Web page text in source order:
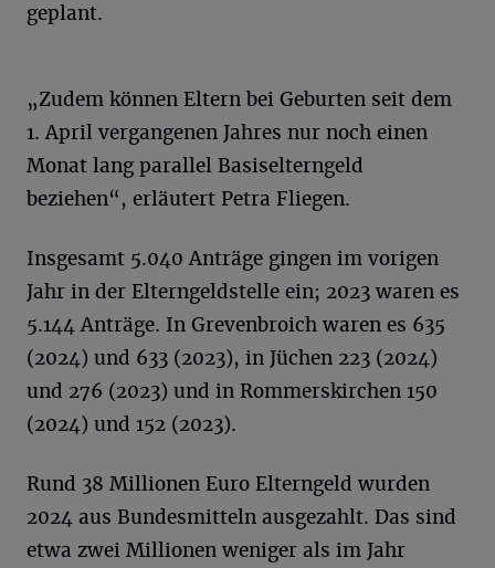
geplant.
„Zudem können Eltern bei Geburten seit dem
1. April vergangenen Jahres nur noch einen
Monat lang parallel Basiselterngeld
beziehen“, erläutert Petra Fliegen.
Insgesamt 5.040 Anträge gingen im vorigen
Jahr in der Elterngeldstelle ein; 2023 waren es
5.144 Anträge. In Grevenbroich waren es 635
(2024) und 633 (2023), in Jüchen 223 (2024)
und 276 (2023) und in Rommerskirchen 150
(2024) und 152 (2023).
Rund 38 Millionen Euro Elterngeld wurden
2024 aus Bundesmitteln ausgezahlt. Das sind
etwa zwei Millionen weniger als im Jahr